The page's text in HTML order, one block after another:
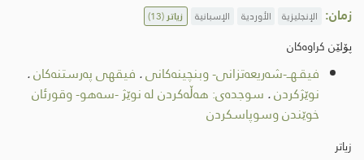
زمان: الإنجليزية الأوردية الإسبانية زیاتر(13)
پۆلێن کراوەکان
فیقـهــ-شەریعەتزانی- وبنچینەکانی. فیقهی پەرستنەكان.
نوێژكردن. سوجدەی: هەڵەکردن لە نوێژ -سەهو- وقورئان
خوێندن وسوپاسکردن
زیاتر